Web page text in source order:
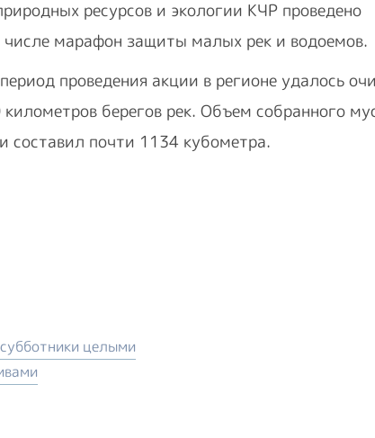
ресурсов и экологии КЧР проведено
марафон защиты малых рек и водоемов.
проведения акции в регионе удалось
берегов рек. Объем собранного
составил почти 1134 кубометра.
целыми